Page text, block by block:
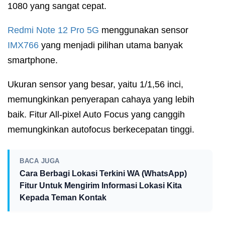
1080 yang sangat cepat.
Redmi Note 12 Pro 5G menggunakan sensor
IMX766 yang menjadi pilihan utama banyak
smartphone.
Ukuran sensor yang besar, yaitu 1/1,56 inci,
memungkinkan penyerapan cahaya yang lebih
baik. Fitur All-pixel Auto Focus yang canggih
memungkinkan autofocus berkecepatan tinggi.
BACA JUGA
Cara Berbagi Lokasi Terkini WA (WhatsApp)
Fitur Untuk Mengirim Informasi Lokasi Kita
Kepada Teman Kontak